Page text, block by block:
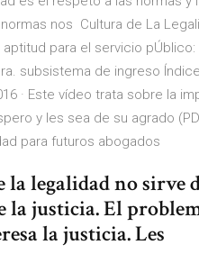
nos Cultura de La
para el servicio
subsistema de ingreso
· Este vídeo trata sobre la
y les sea de su agrado
para futuros abogados
legalidad no sirve
justicia. El
la justicia. Les